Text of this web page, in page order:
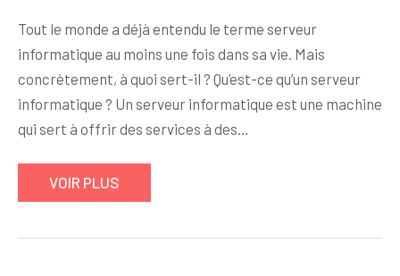
serveurs
informatiques
Tout le monde a déjà entendu le terme serveur
informatique au moins une fois dans sa vie. Mais
concrètement, à quoi sert-il ? Qu’est-ce qu’un serveur
informatique ? Un serveur informatique est une machine
qui sert à offrir des services à des…
VOIR PLUS